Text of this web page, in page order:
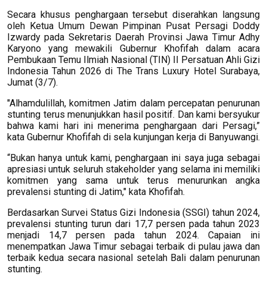
Secara khusus penghargaan tersebut diserahkan langsung
oleh Ketua Umum Dewan Pimpinan Pusat Persagi Doddy
Izwardy pada Sekretaris Daerah Provinsi Jawa Timur Adhy
Karyono yang mewakili Gubernur Khofifah dalam acara
Pembukaan Temu Ilmiah Nasional (TIN) II Persatuan Ahli Gizi
Indonesia Tahun 2026 di The Trans Luxury Hotel Surabaya,
Jumat (3/7).
"Alhamdulillah, komitmen Jatim dalam percepatan penurunan
stunting terus menunjukkan hasil positif. Dan kami bersyukur
bahwa kami hari ini menerima penghargaan dari Persagi,”
kata Gubernur Khofifah di sela kunjungan kerja di Banyuwangi.
“Bukan hanya untuk kami, penghargaan ini saya juga sebagai
apresiasi untuk seluruh stakeholder yang selama ini memiliki
komitmen yang sama untuk terus menurunkan angka
prevalensi stunting di Jatim," kata Khofifah.
Berdasarkan Survei Status Gizi Indonesia (SSGI) tahun 2024,
prevalensi stunting turun dari 17,7 persen pada tahun 2023
menjadi 14,7 persen pada tahun 2024. Capaian ini
menempatkan Jawa Timur sebagai terbaik di pulau jawa dan
terbaik kedua secara nasional setelah Bali dalam penurunan
stunting.